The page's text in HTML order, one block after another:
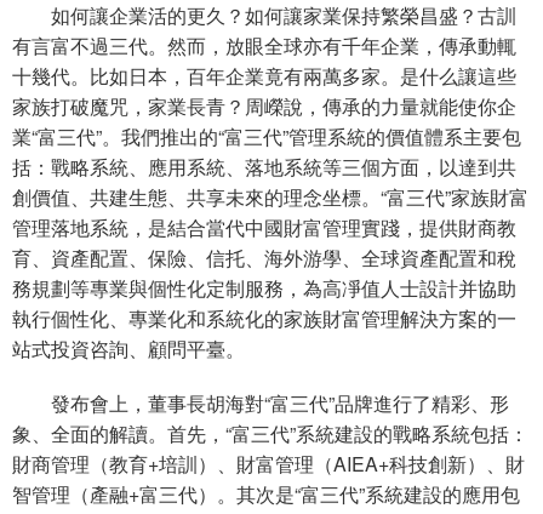
如何讓企業活的更久？如何讓家業保持繁榮昌盛？古訓
有言富不過三代。然而，放眼全球亦有千年企業，傳承動輒
十幾代。比如日本，百年企業竟有兩萬多家。是什么讓這些
家族打破魔咒，家業長青？周嶸說，傳承的力量就能使你企
業“富三代”。我們推出的“富三代”管理系統的價值體系主要包
括：戰略系統、應用系統、落地系統等三個方面，以達到共
創價值、共建生態、共享未來的理念坐標。“富三代”家族財富
管理落地系統，是結合當代中國財富管理實踐，提供財商教
育、資產配置、保險、信托、海外游學、全球資產配置和稅
務規劃等專業與個性化定制服務，為高凈值人士設計并協助
執行個性化、專業化和系統化的家族財富管理解決方案的一
站式投資咨詢、顧問平臺。
發布會上，董事長胡海對“富三代”品牌進行了精彩、形
象、全面的解讀。首先，“富三代”系統建設的戰略系統包括：
財商管理（教育+培訓）、財富管理（AIEA+科技創新）、財
智管理（產融+富三代）。其次是“富三代”系統建設的應用包